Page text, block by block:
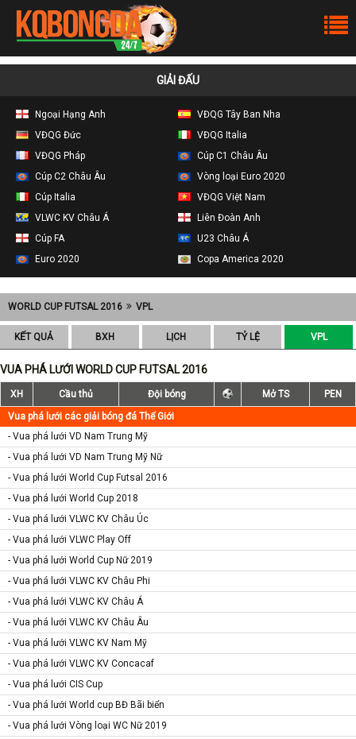
GIẢI ĐẤU
Ngoại Hạng Anh
VĐQG Tây Ban Nha
VĐQG Đức
VĐQG Italia
VĐQG Pháp
Cúp C1 Châu Âu
Cúp C2 Châu Âu
Vòng loại Euro 2020
Cúp Italia
VĐQG Việt Nam
VLWC KV Châu Á
Liên Đoàn Anh
Cúp FA
U23 Châu Á
Euro 2020
Copa America 2020
WORLD CUP FUTSAL 2016 VPL
KẾT QUẢ BXH LỊCH TỶ LỆ VPL
VUA PHÁ LƯỚI WORLD CUP FUTSAL 2016
XH Cầu thủ Đội bóng Mở TS
PEN
Vua phá lưới các giải bóng đá Thế Giới
- Vua phá lưới VD Nam Trung Mỹ
- Vua phá lưới VD Nam Trung Mỹ Nữ
- Vua phá lưới World Cup Futsal 2016
- Vua phá lưới World Cup 2018
- Vua phá lưới VLWC KV Châu Úc
- Vua phá lưới VLWC Play Off
- Vua phá lưới World Cup Nữ 2019
- Vua phá lưới VLWC KV Châu Phi
- Vua phá lưới VLWC KV Châu Á
- Vua phá lưới VLWC KV Châu Âu
- Vua phá lưới VLWC KV Nam Mỹ
- Vua phá lưới VLWC KV Concacaf
- Vua phá lưới CIS Cup
- Vua phá lưới World cup BĐ Bãi biển
- Vua phá lưới Vòng loại WC Nữ 2019